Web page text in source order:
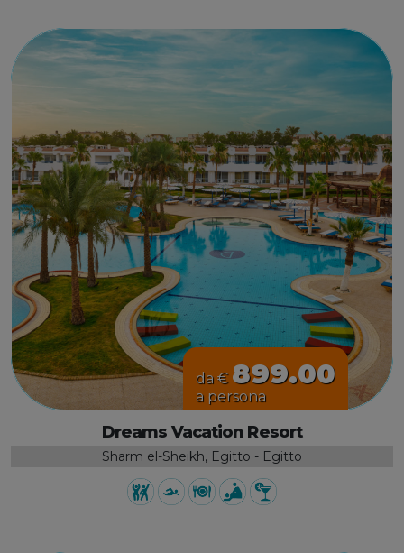
da € 899.00
a persona
Dreams Vacation Resort
Sharm el-Sheikh, Egitto - Egitto